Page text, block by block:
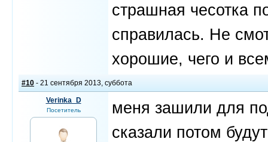
страшная чесотка
справилась. Не
хорошие, чего и
#10 - 21 сентября 2013, суббота
Verinka_D
Посетитель
меня зашили для
сказали потом